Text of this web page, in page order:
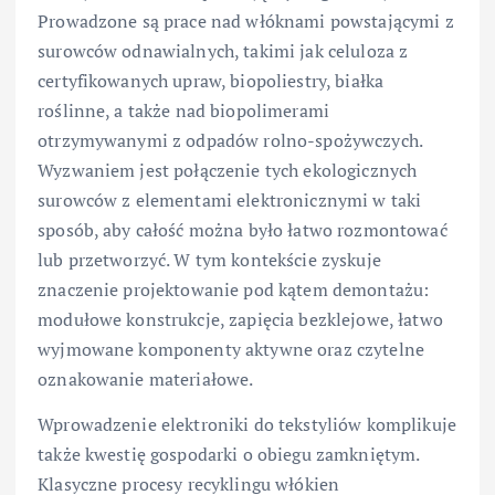
Prowadzone są prace nad włóknami powstającymi z
surowców odnawialnych, takimi jak celuloza z
certyfikowanych upraw, biopoliestry, białka
roślinne, a także nad biopolimerami
otrzymywanymi z odpadów rolno-spożywczych.
Wyzwaniem jest połączenie tych ekologicznych
surowców z elementami elektronicznymi w taki
sposób, aby całość można było łatwo rozmontować
lub przetworzyć. W tym kontekście zyskuje
znaczenie projektowanie pod kątem demontażu:
modułowe konstrukcje, zapięcia bezklejowe, łatwo
wyjmowane komponenty aktywne oraz czytelne
oznakowanie materiałowe.
Wprowadzenie elektroniki do tekstyliów komplikuje
także kwestię gospodarki o obiegu zamkniętym.
Klasyczne procesy recyklingu włókien